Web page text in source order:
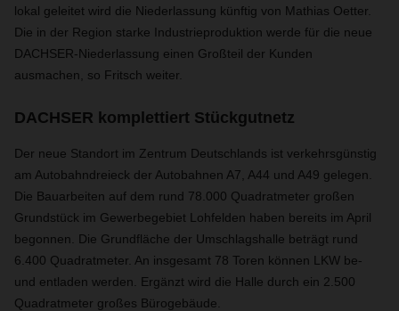
lokal geleitet wird die Niederlassung künftig von Mathias Oetter.
Die in der Region starke Industrieproduktion werde für die neue
DACHSER-Niederlassung einen Großteil der Kunden
ausmachen, so Fritsch weiter.
DACHSER komplettiert Stückgutnetz
Der neue Standort im Zentrum Deutschlands ist verkehrsgünstig
am Autobahndreieck der Autobahnen A7, A44 und A49 gelegen.
Die Bauarbeiten auf dem rund 78.000 Quadratmeter großen
Grundstück im Gewerbegebiet Lohfelden haben bereits im April
begonnen. Die Grundfläche der Umschlagshalle beträgt rund
6.400 Quadratmeter. An insgesamt 78 Toren können LKW be-
und entladen werden. Ergänzt wird die Halle durch ein 2.500
Quadratmeter großes Bürogebäude.